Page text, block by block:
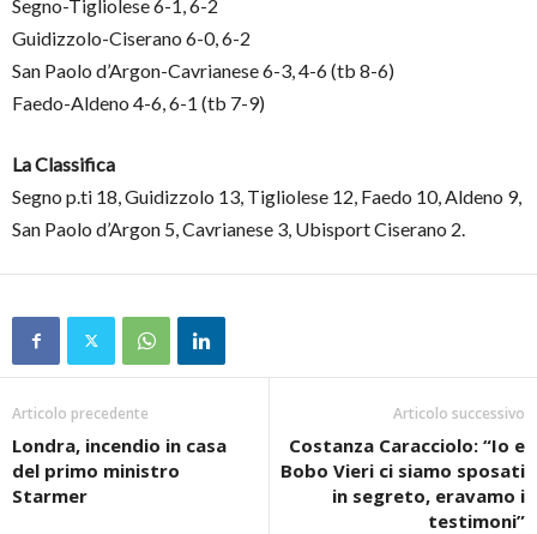
Segno-Tigliolese 6-1, 6-2
Guidizzolo-Ciserano 6-0, 6-2
San Paolo d’Argon-Cavrianese 6-3, 4-6 (tb 8-6)
Faedo-Aldeno 4-6, 6-1 (tb 7-9)
La Classifica
Segno p.ti 18, Guidizzolo 13, Tigliolese 12, Faedo 10, Aldeno 9,
San Paolo d’Argon 5, Cavrianese 3, Ubisport Ciserano 2.
Articolo precedente
Londra, incendio in casa
del primo ministro
Starmer
Articolo successivo
Costanza Caracciolo: “Io e
Bobo Vieri ci siamo sposati
in segreto, eravamo i
testimoni”